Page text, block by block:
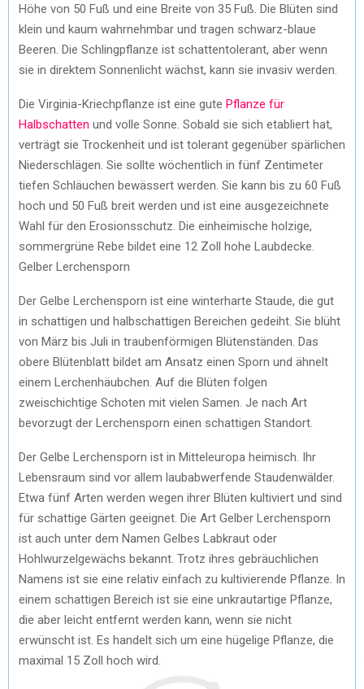
Höhe von 50 Fuß und eine Breite von 35 Fuß. Die Blüten sind
klein und kaum wahrnehmbar und tragen schwarz-blaue
Beeren. Die Schlingpflanze ist schattentolerant, aber wenn
sie in direktem Sonnenlicht wächst, kann sie invasiv werden.
Die Virginia-Kriechpflanze ist eine gute Pflanze für
Halbschatten und volle Sonne. Sobald sie sich etabliert hat,
verträgt sie Trockenheit und ist tolerant gegenüber spärlichen
Niederschlägen. Sie sollte wöchentlich in fünf Zentimeter
tiefen Schläuchen bewässert werden. Sie kann bis zu 60 Fuß
hoch und 50 Fuß breit werden und ist eine ausgezeichnete
Wahl für den Erosionsschutz. Die einheimische holzige,
sommergrüne Rebe bildet eine 12 Zoll hohe Laubdecke.
Gelber Lerchensporn
Der Gelbe Lerchensporn ist eine winterharte Staude, die gut
in schattigen und halbschattigen Bereichen gedeiht. Sie blüht
von März bis Juli in traubenförmigen Blütenständen. Das
obere Blütenblatt bildet am Ansatz einen Sporn und ähnelt
einem Lerchenhäubchen. Auf die Blüten folgen
zweischichtige Schoten mit vielen Samen. Je nach Art
bevorzugt der Lerchensporn einen schattigen Standort.
Der Gelbe Lerchensporn ist in Mitteleuropa heimisch. Ihr
Lebensraum sind vor allem laubabwerfende Staudenwälder.
Etwa fünf Arten werden wegen ihrer Blüten kultiviert und sind
für schattige Gärten geeignet. Die Art Gelber Lerchensporn
ist auch unter dem Namen Gelbes Labkraut oder
Hohlwurzelgewächs bekannt. Trotz ihres gebräuchlichen
Namens ist sie eine relativ einfach zu kultivierende Pflanze. In
einem schattigen Bereich ist sie eine unkrautartige Pflanze,
die aber leicht entfernt werden kann, wenn sie nicht
erwünscht ist. Es handelt sich um eine hügelige Pflanze, die
maximal 15 Zoll hoch wird.